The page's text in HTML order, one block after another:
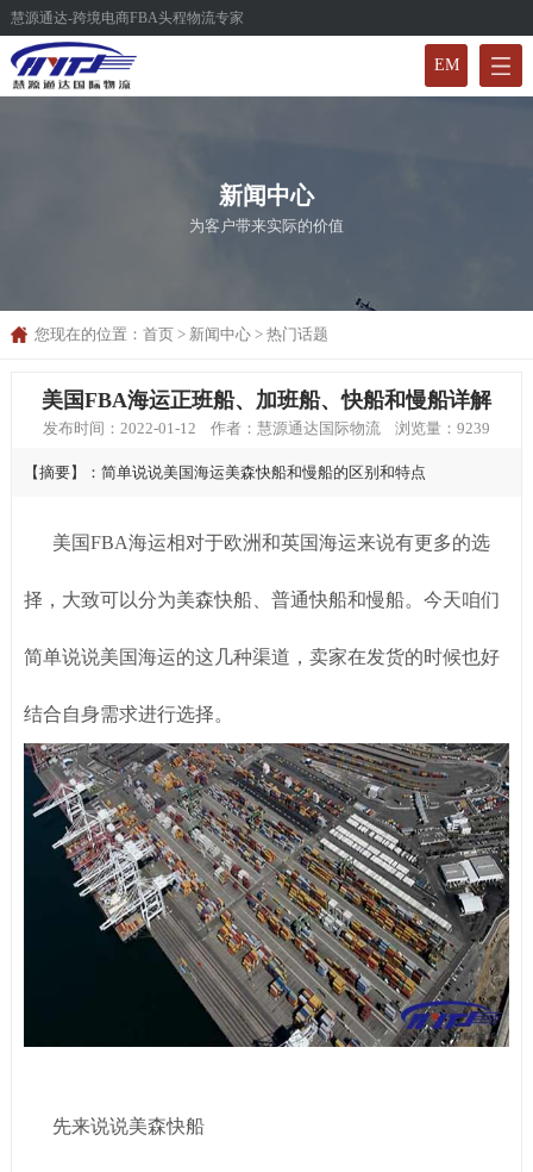
慧源通达-跨境电商FBA头程物流专家
EM
新闻中心
为客户带来实际的价值
您现在的位置： 首页> 新闻中心> 热门话题
美国FBA海运正班船、加班船、快船和慢船详解
发布时间：2022-01-12 作者：慧源通达国际物流 浏览量：9239
【摘要】：简单说说美国海运美森快船和慢船的区别和特点
美国FBA海运相对于欧洲和英国海运来说有更多的选
择，大致可以分为美森快船、普通快船和慢船。今天咱们
简单说说美国海运的这几种渠道，卖家在发货的时候也好
结合自身需求进行选择。
先来说说美森快船